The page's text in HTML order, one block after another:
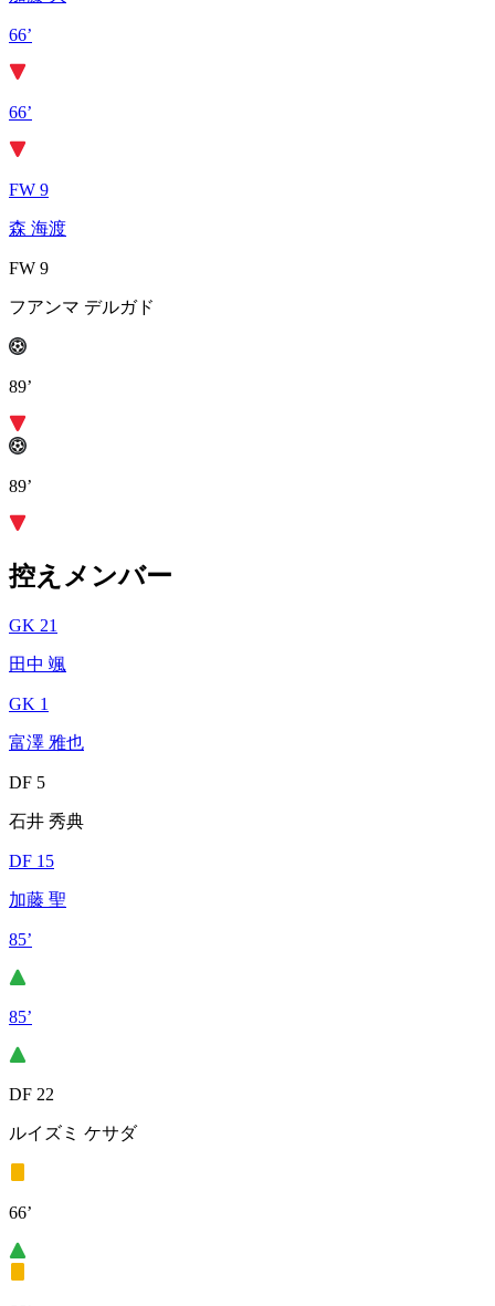
66’
66’
FW 9
森 海渡
FW 9
フアンマ デルガド
89’
89’
控えメンバー
GK 21
田中 颯
GK 1
富澤 雅也
DF 5
石井 秀典
DF 15
加藤 聖
85’
85’
DF 22
ルイズミ ケサダ
66’